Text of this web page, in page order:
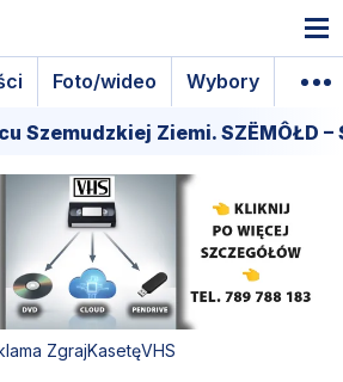
Foto/wideo Wybory
Ziemi. SZËMÔŁD –
ZgrajKasetęVHS